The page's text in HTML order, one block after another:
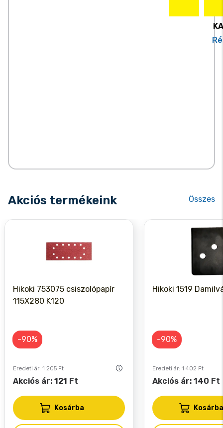
Akciós termékeink Összes
Hikoki 753075 csiszolópapír
115X280 K120
-90%
Eredeti ár: 1 205 Ft
Akciós ár: 121 Ft
Kosárba
Hikoki 1519
-90%
Eredeti ár: 1 402 Ft
Akciós ár: 140 Ft
Kosárba